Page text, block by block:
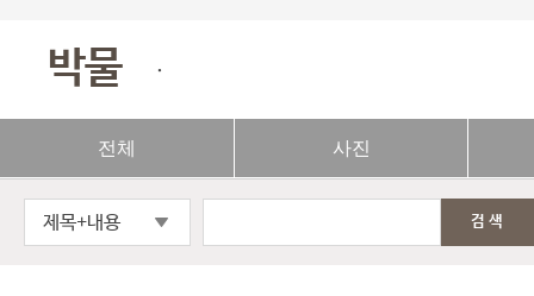
박물 .
전체 사진
제목+내용 검색